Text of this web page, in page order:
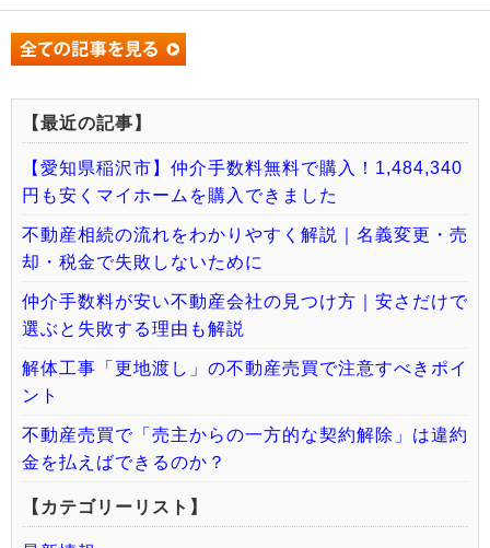
【最近の記事】
【愛知県稲沢市】仲介手数料無料で購入！1,484,340
円も安くマイホームを購入できました
不動産相続の流れをわかりやすく解説｜名義変更・売
却・税金で失敗しないために
仲介手数料が安い不動産会社の見つけ方｜安さだけで
選ぶと失敗する理由も解説
解体工事「更地渡し」の不動産売買で注意すべきポイ
ント
不動産売買で「売主からの一方的な契約解除」は違約
金を払えばできるのか？
【カテゴリーリスト】